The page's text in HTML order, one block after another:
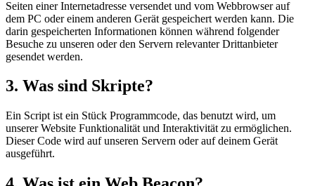
Seiten einer Internetadresse versendet und vom Webbrowser auf
dem PC oder einem anderen Gerät gespeichert werden kann. Die
darin gespeicherten Informationen können während folgender
Besuche zu unseren oder den Servern relevanter Drittanbieter
gesendet werden.
3. Was sind Skripte?
Ein Script ist ein Stück Programmcode, das benutzt wird, um
unserer Website Funktionalität und Interaktivität zu ermöglichen.
Dieser Code wird auf unseren Servern oder auf deinem Gerät
ausgeführt.